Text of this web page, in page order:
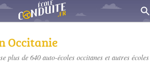
Occitanie
plus de 640 auto-écoles occitanes et autres écoles